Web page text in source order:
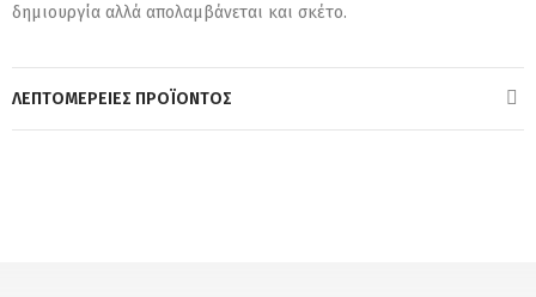
δημιουργία αλλά απολαμβάνεται και σκέτο.
ΛΕΠΤΟΜΈΡΕΙΕΣ ΠΡΟΪΌΝΤΟΣ